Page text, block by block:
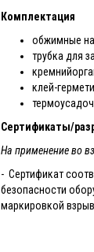
Комплектация
обжимные
трубка для
клей-
Сертификаты/
На применение во
- Сертификат
безопасности
маркировкой